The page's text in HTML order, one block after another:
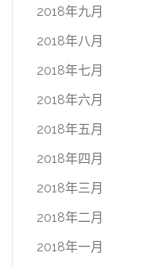
2018年九月
2018年八月
2018年七月
2018年六月
2018年五月
2018年四月
2018年三月
2018年二月
2018年一月